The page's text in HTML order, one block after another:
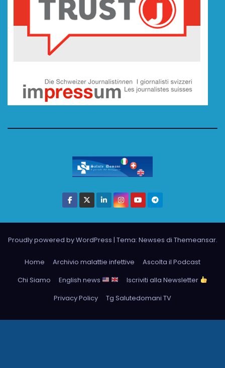
Proudly powered by WordPress | Tema: Newses di Themeansar.
Home Archivio malattie infettive
Ascolta il Podcast
Chi Siamo
English news
Iscriviti alla Newsletter
Privacy Policy
Tg Salutedomani TV